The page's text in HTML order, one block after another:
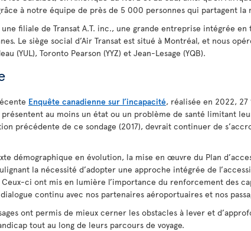
à notre équipe de près de 5 000 personnes qui partagent
une filiale de Transat A.T. inc., une grande entreprise intégrée
Le siège social d’Air Transat est situé à Montréal, et nous
(YUL), Toronto Pearson (YYZ) et Jean-Lesage (YQB).
Enquête canadienne sur l’incapacité, réalisée en 2022, 27
présentent au moins un état ou un problème de santé limitant
précédente de ce sondage (2017), devrait continuer de
démographique en évolution, la mise en œuvre du Plan
la nécessité d’adopter une approche intégrée de
Ceux-ci ont mis en lumière l’importance du renforcement des
continu avec nos partenaires aéroportuaires et nos
ont permis de mieux cerner les obstacles à lever et
tout au long de leurs parcours de voyage.